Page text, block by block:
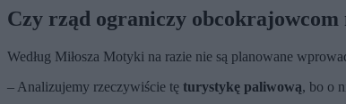
Czy rząd ograniczy
Według Miłosza Motyki na razie nie są planowane
– Analizujemy rzeczywiście tę turystykę paliwową, bo o